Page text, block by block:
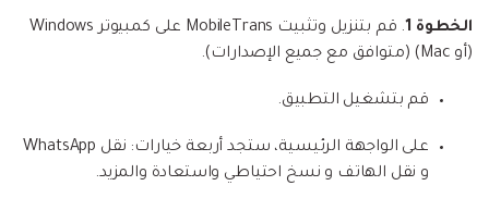
الخطوة 1
. قم بتنزيل وتثبيت MobileTrans على كمبيوتر Windows
(أو Mac) (متوافق مع جميع الإصدارات).
قم بتشغيل التطبيق.
على الواجهة الرئيسية، ستجد أربعة خيارات: نقل WhatsApp
و نقل الهاتف و نسخ احتياطي واستعادة والمزيد.